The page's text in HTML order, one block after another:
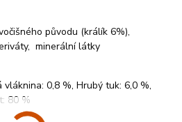
původu (králík 6%),
minerální látky
0,8 %, Hrubý tuk: 6,0 %,
80 %